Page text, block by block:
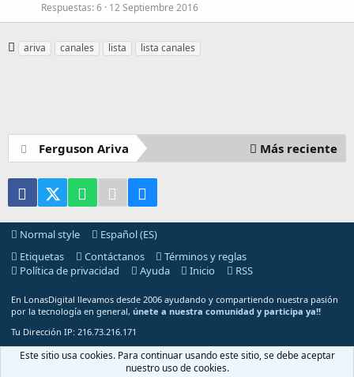
Respuestas 6 12 Septiembre 2016
E
a
s
ariva canales lista lista canales
Ferguson Ariva Más reciente
FacebookX (Twitter)WhatsAppTelegram
Normal style
Español (ES)
Etiquetas
Contáctanos
Términos y reglas
Política de privacidad
Ayuda Inicio RSS
En LonasDigital llevamos desde 2006 ayudando y compartiendo nuestra pasión
por la tecnología en general, únete a nuestra comunidad y participa ya!!
Tu Dirección IP: 216.73.216.171
Community platform by XenForo® © 2010-2025 XenForo Ltd.
-2026 © Copyright LonasDigital - Todos los Derechos Reservados.
Este sitio usa cookies. Para continuar usando este sitio, se debe aceptar
nuestro uso de cookies.